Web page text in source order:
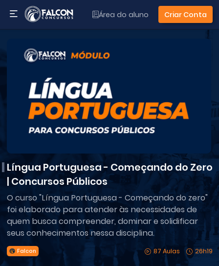
Área do aluno Criar Conta
Língua Portuguesa - Começando do Zero
| Concursos Públicos
O curso "Língua Portuguesa - Começando do zero"
foi elaborado para atender às necessidades de
quem busca compreender, dominar e solidificar
seus conhecimentos nessa disciplina.
Falcon 87 Aulas 26h19